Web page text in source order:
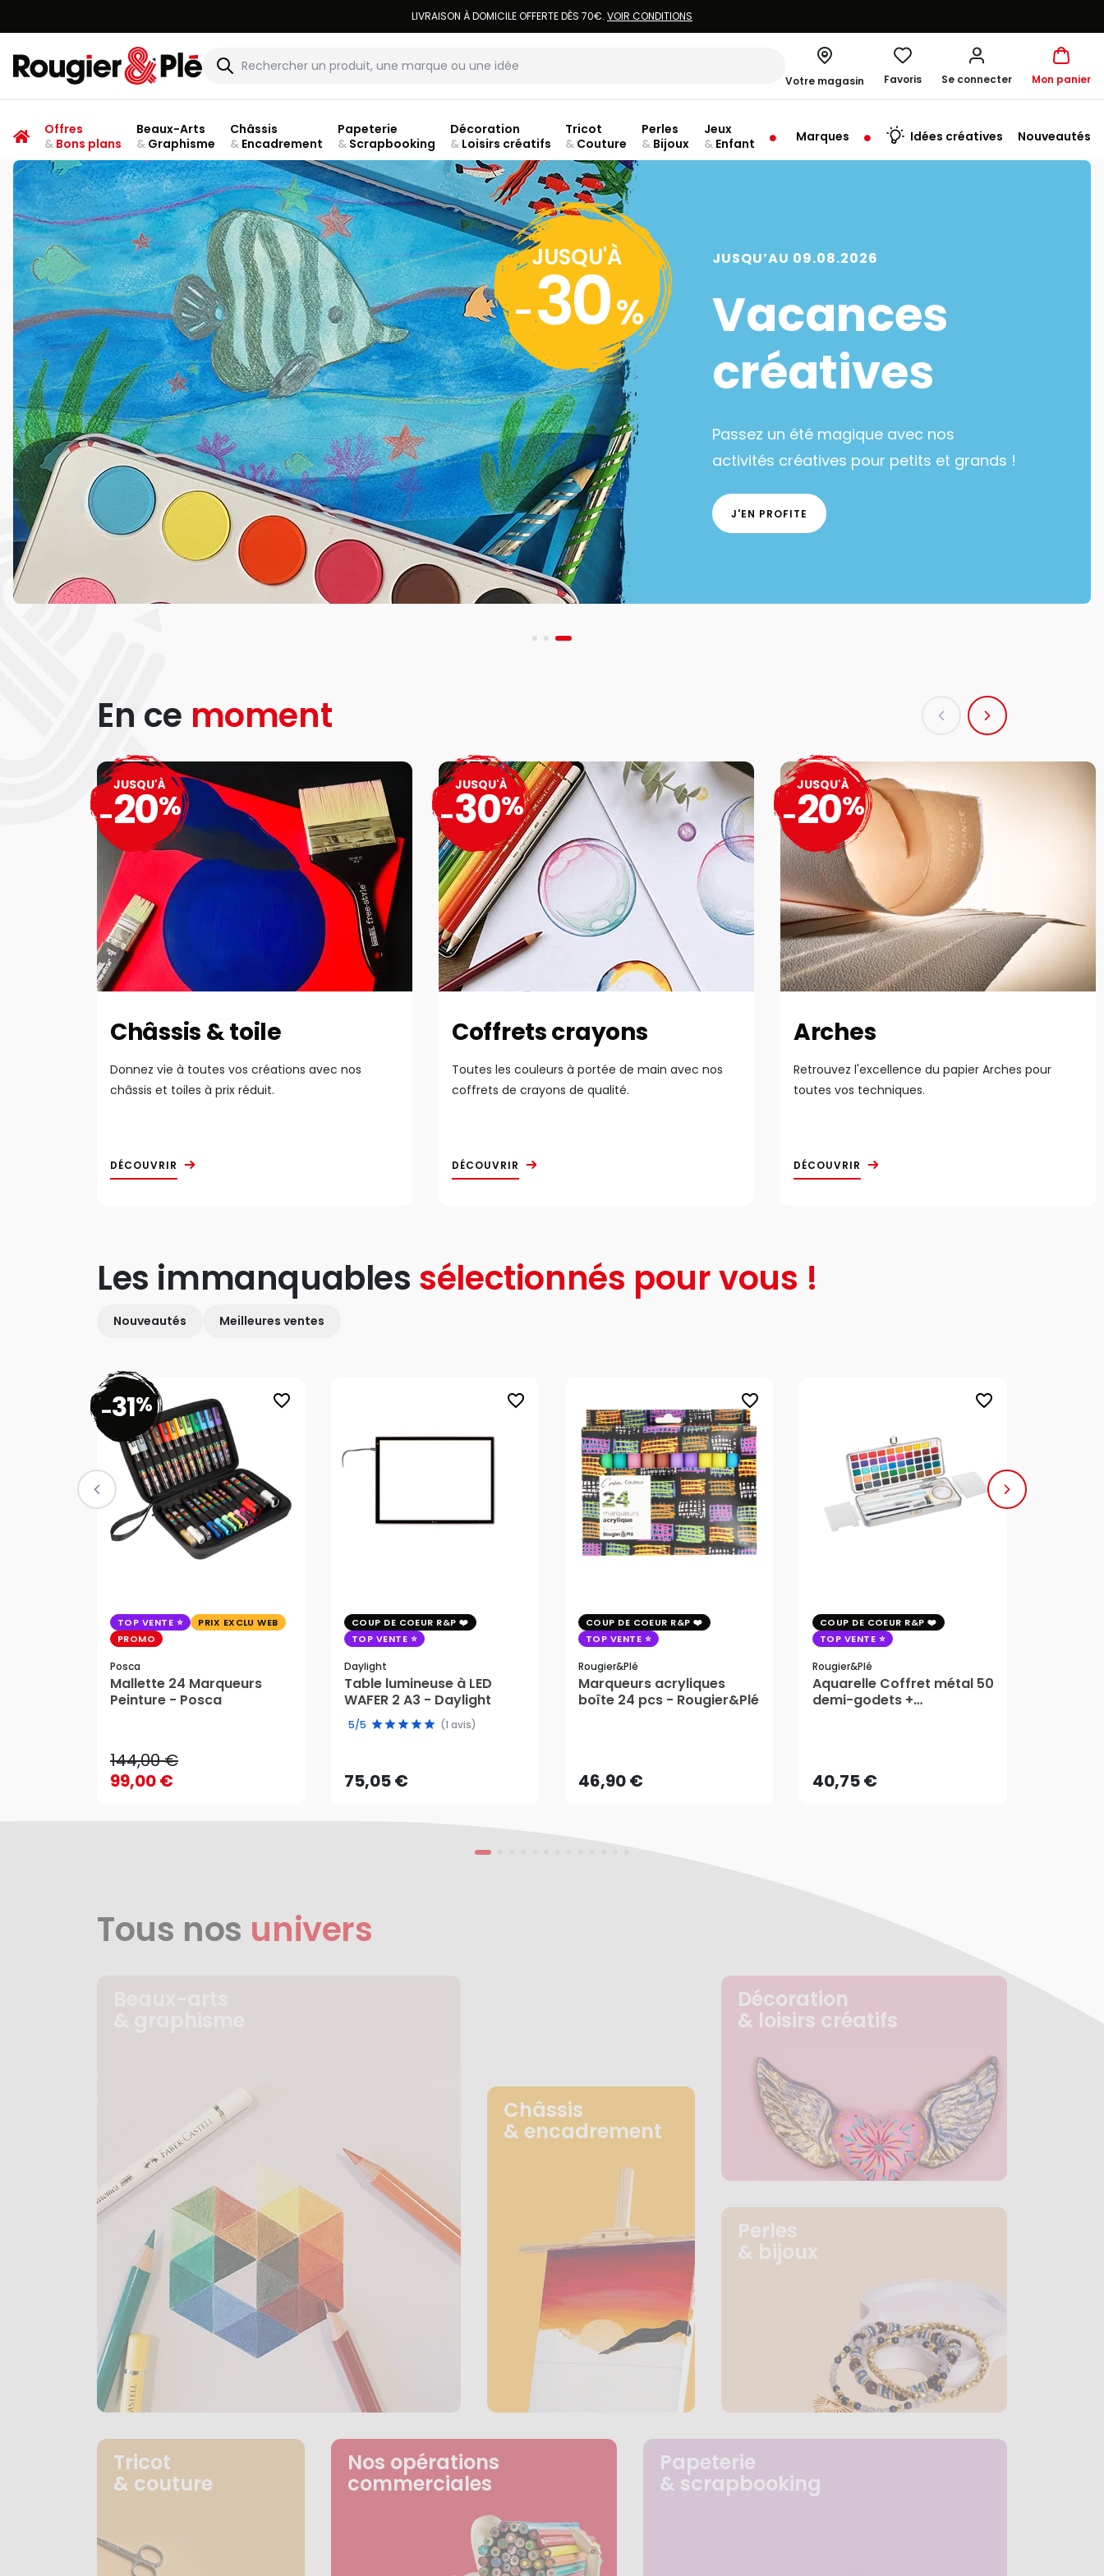
LIVRAISON À DOMICILE OFFERTE DÈS 70€. VOIR CONDITIONS
Rougier & Plé
Votre magasin
Ferme à 19:30
Favoris Se connecter Mon panier
Offres
&Bons plans
Beaux-Arts
&Graphisme
Châssis
&Encadrement
Papeterie
&Scrapbooking
Décoration
&Loisirs créatifs
Tricot
& Couture
Perles
& Bijoux
Jeux
& Enfant Marques Idées créatives Nouveautés
JUSQU'À
-30%
JUSQU’AU 09.08.2026
Vacances
créatives
Passez un été magique avec nos
activités créatives pour petits et grands !
J'EN PROFITE
En ce moment
Châssis & toile
Donnez vie à toutes vos créations avec nos
châssis et toiles à prix réduit.
DÉCOUVRIR
JUSQU'À
-20%
Coffrets crayons
Toutes les couleurs à portée de main avec nos
coffrets de crayons de qualité.
DÉCOUVRIR
JUSQU'À
-30%
Arches
Retrouvez l'excellence du papier Arches pour
toutes vos techniques.
DÉCOUVRIR
JUSQU'À
-20%
Les immanquables sélectionnés pour vous !
Nouveautés Meilleures ventes
favorite_border
-31%
TOP VENTE
PRIX EXCLU WEB
PROMO
Posca
Mallette 24 Marqueurs
Peinture - Posca
144,00 €
99,00 €
144,00 €
AJOUTER AU PANIER
favorite_border
COUP DE COEUR R&P
TOP VENTE
Daylight
Table lumineuse à LED
WAFER 2 A3 - Daylight
5/5 (1 avis)
75,05 €
75,05 €
AJOUTER AU PANIER
favorite_border
COUP DE COEUR R&P
TOP VENTE
Rougier&plé
Marqueurs acryliques
boîte 24 pcs - Rougier&Plé
46,90 €AJOUTER AU PANIER
favorite_border
COUP DE COEUR R&P
TOP VENTE
Rougier&plé
Aquarelle Coffret métal 50
demi-godets +
40,75 €AJOUTER AU PANIER
Tous nos univers
Châssis
& encadrement
Décoration
& loisirs créatifs
Perles
& bijoux
Tricot
& couture
Nos opérations
commerciales
Papeterie
& scrapbooking